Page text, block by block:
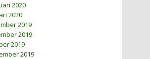
2020
2020
2019
2019
2019
2019